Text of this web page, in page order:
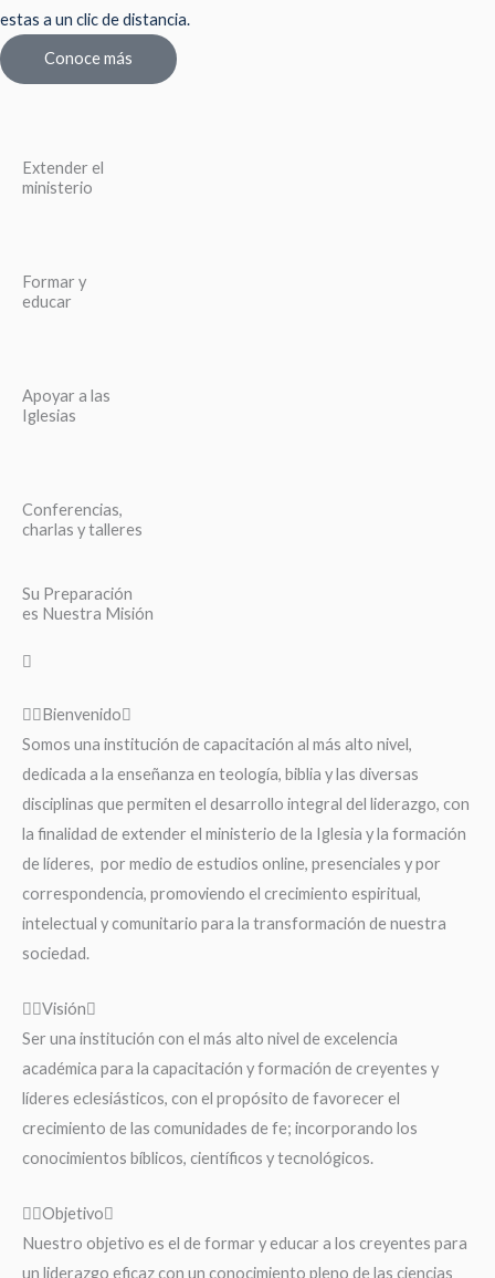
estas a un clic de distancia.
Conoce más
Extender el
ministerio
Formar y
educar
Apoyar a las
Iglesias
Conferencias,
charlas y talleres
Su Preparación
es Nuestra Misión
Bienvenido
Somos una institución de capacitación al más alto nivel,
dedicada a la enseñanza en teología, biblia y las diversas
disciplinas que permiten el desarrollo integral del liderazgo, con
la finalidad de extender el ministerio de la Iglesia y la formación
de líderes, por medio de estudios online, presenciales y por
correspondencia, promoviendo el crecimiento espiritual,
intelectual y comunitario para la transformación de nuestra
sociedad.
Visión
Ser una institución con el más alto nivel de excelencia
académica para la capacitación y formación de creyentes y
líderes eclesiásticos, con el propósito de favorecer el
crecimiento de las comunidades de fe; incorporando los
conocimientos bíblicos, científicos y tecnológicos.
Objetivo
Nuestro objetivo es el de formar y educar a los creyentes para
un liderazgo eficaz con un conocimiento pleno de las ciencias